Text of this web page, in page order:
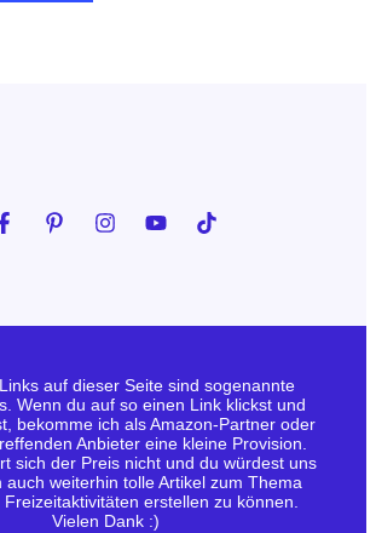
auf dieser Seite sind sogenannte
Wenn du auf so einen Link klickst und
bekomme ich als Amazon-Partner oder
Anbieter eine kleine Provision.
sich der Preis nicht und du würdest uns
auch weiterhin tolle Artikel zum Thema
Freizeitaktivitäten erstellen zu können.
Vielen Dank :)